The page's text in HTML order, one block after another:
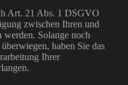
Art. 21 Abs. 1 DSGVO
zwischen Ihren und
werden. Solange noch
haben Sie das
Ihrer